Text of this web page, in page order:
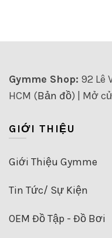
tùy
có
Gymme Shop: 92 Lê
HCM (Bản đồ) | Mở
GIỚI THIỆU
Giới Thiệu Gymme
Tin Tức/ Sự Kiện
OEM Đồ Tập - Đồ Bơi